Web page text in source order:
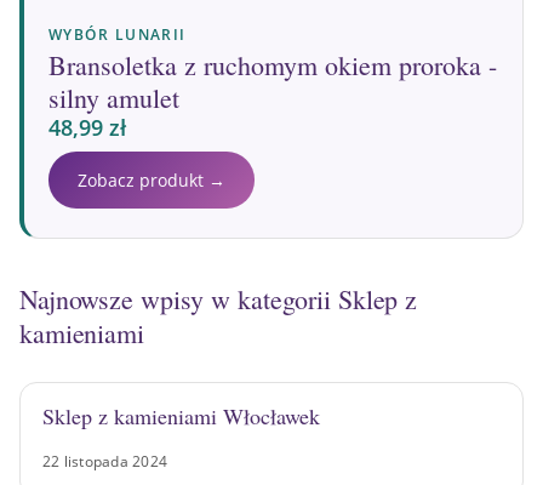
WYBÓR LUNARII
Bransoletka z ruchomym okiem proroka -
silny amulet
48,99 zł
Zobacz produkt →
Najnowsze wpisy w kategorii Sklep z
kamieniami
Sklep z kamieniami Włocławek
22 listopada 2024